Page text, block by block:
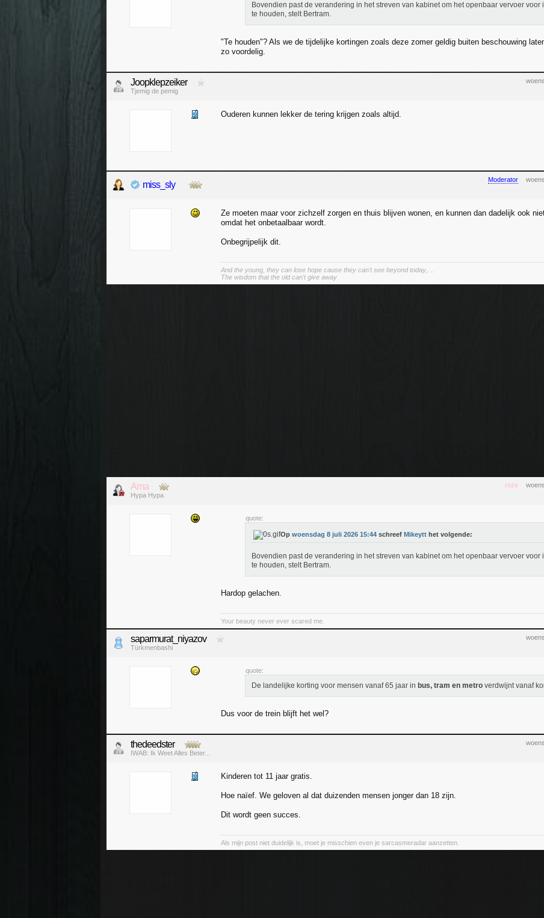
Bovendien past de verandering in het streven van kabinet om het openbaar vervoer
te houden, stelt Bertram.
"Te houden"? Als we de tijdelijke kortingen zoals deze zomer geldig buiten beschouwing
zo voordelig.
Joopklepzeiker
Tjemig de pemig
Ouderen kunnen lekker de tering krijgen zoals altijd.
Moderator
miss_sly
Ze moeten maar voor zichzelf zorgen en thuis blijven wonen, en kunnen dan dadelijk ook
omdat het onbetaalbaar wordt.
Onbegrijpelijk dit.
And the young, they can lose hope cause they can't see beyond today,. ..
The wisdom that the old can't give away
roze
Ama
Hypa Hypa
quote:
Op woensdag 8 juli 2026 15:44 schreef Mikeytt het volgende:
Bovendien past de verandering in het streven van kabinet om het openbaar vervoer
te houden, stelt Bertram.
Hardop gelachen.
Your beauty never ever scared me.
saparmurat_niyazov
Türkmenbashi
quote:
De landelijke korting voor mensen vanaf 65 jaar in bus, tram en metro verdwijnt vanaf
Dus voor de trein blijft het wel?
thedeedster
IWAB: Ik Weet Alles Beter...
Kinderen tot 11 jaar gratis.
Hoe naïef. We geloven al dat duizenden mensen jonger dan 18 zijn.
Dit wordt geen succes.
Als mijn post niet duidelijk is, moet je misschien even je sarcasmeradar aanzetten.